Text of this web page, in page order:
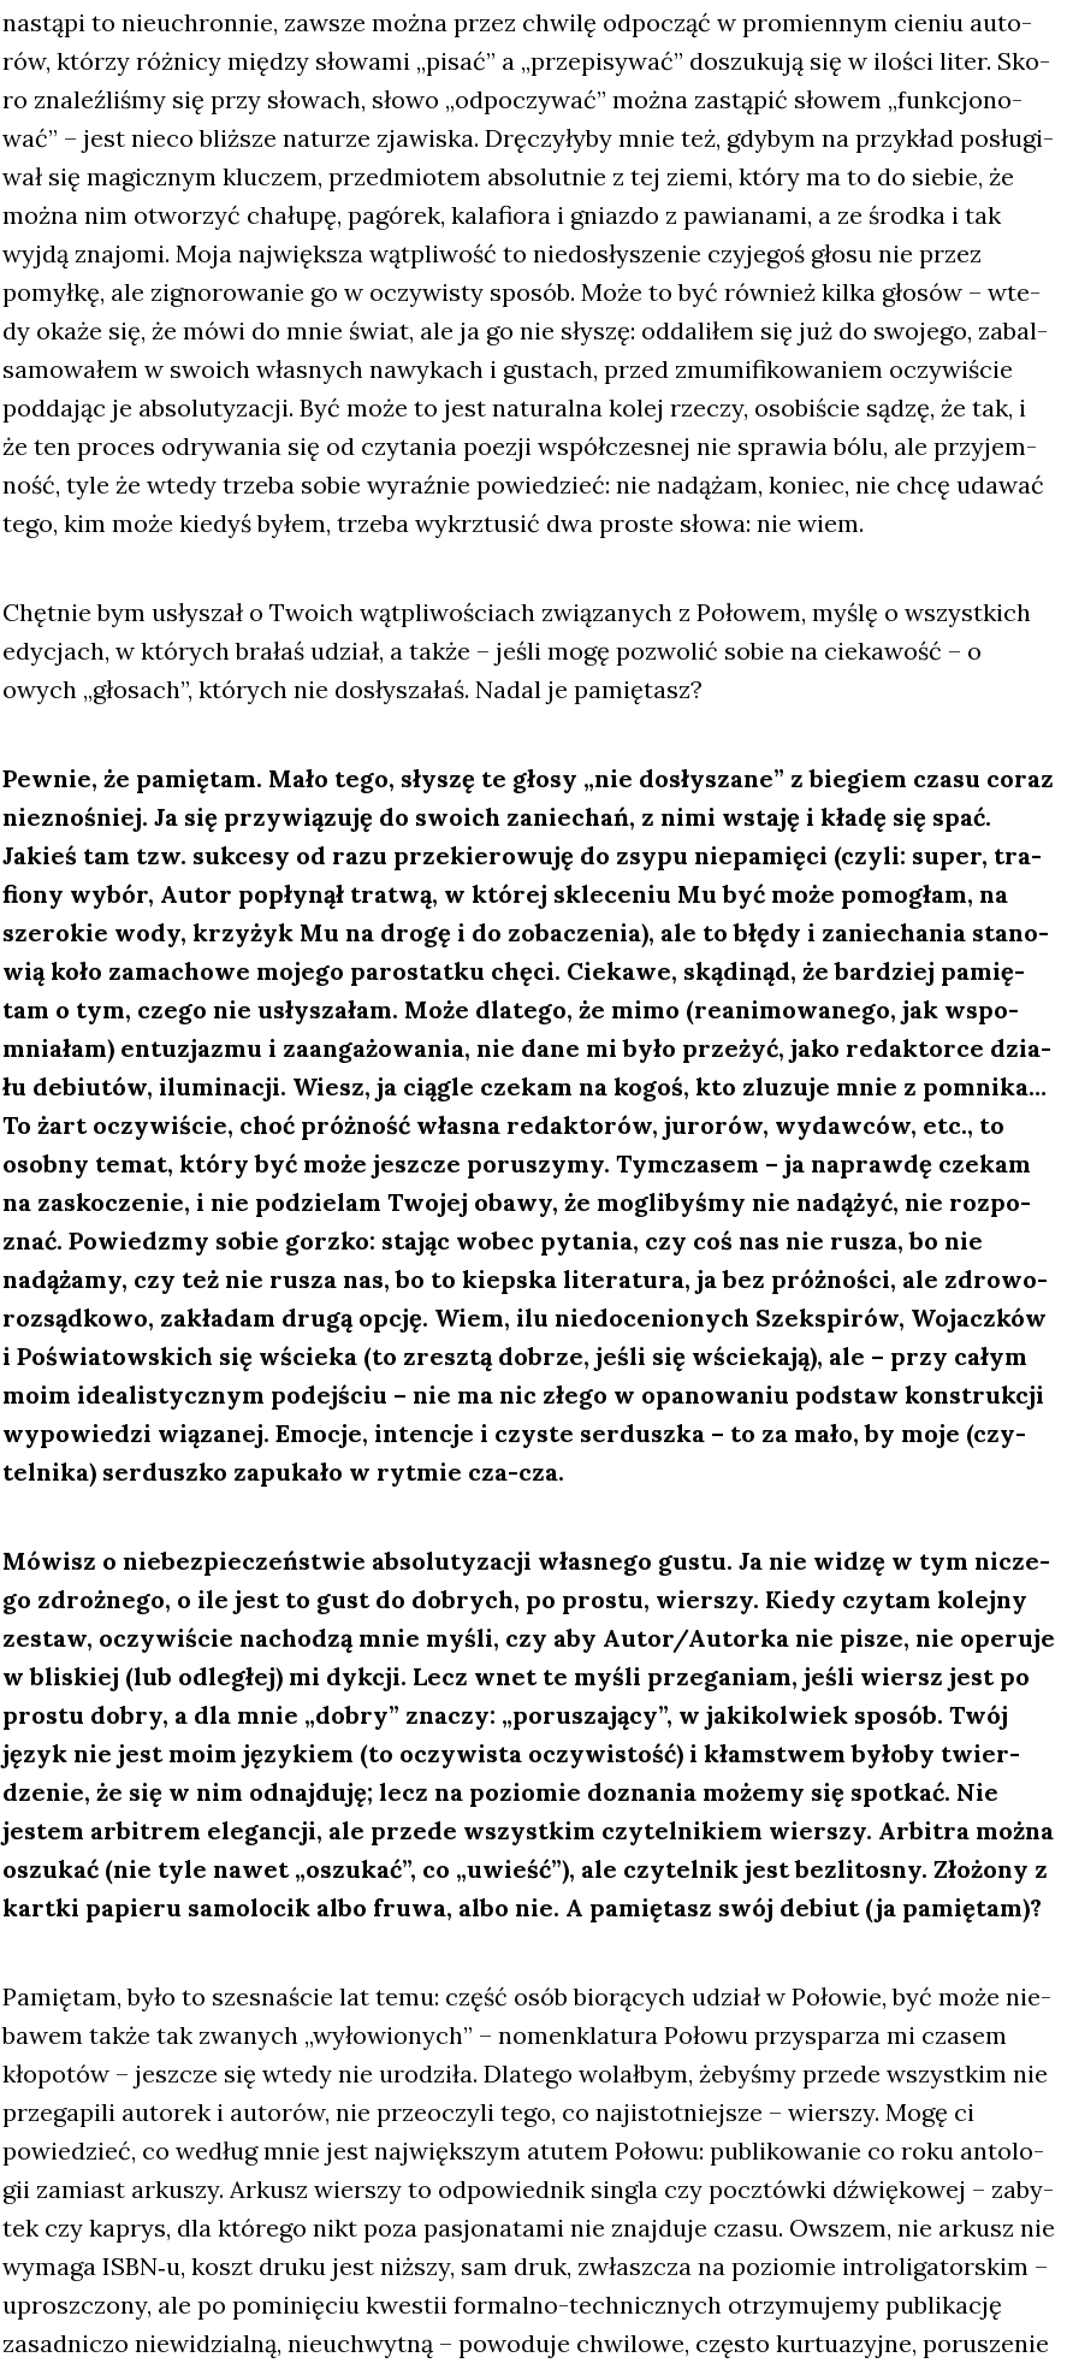
nastą­pi to nie­uchron­nie, zawsze moż­na przez chwi­lę odpo­cząć w pro­mien­nym cie­niu auto­
rów, któ­rzy róż­ni­cy mię­dzy sło­wa­mi „pisać” a „prze­pi­sy­wać” doszu­ku­ją się w ilo­ści liter. Sko­
ro zna­leź­li­śmy się przy sło­wach, sło­wo „odpo­czy­wać” moż­na zastą­pić sło­wem „funk­cjo­no­
wać” – jest nie­co bliż­sze natu­rze zja­wi­ska. Drę­czy­ły­by mnie też, gdy­bym na przy­kład posłu­gi­
wał się magicz­nym klu­czem, przed­mio­tem abso­lut­nie z tej zie­mi, któ­ry ma to do sie­bie, że
moż­na nim otwo­rzyć cha­łu­pę, pagó­rek, kala­fio­ra i gniaz­do z pawia­na­mi, a ze środ­ka i tak
wyj­dą zna­jo­mi. Moja naj­więk­sza wąt­pli­wość to nie­do­sły­sze­nie czy­je­goś gło­su nie przez
pomył­kę, ale zigno­ro­wa­nie go w oczy­wi­sty spo­sób. Może to być rów­nież kil­ka gło­sów – wte­
dy oka­że się, że mówi do mnie świat, ale ja go nie sły­szę: odda­li­łem się już do swo­je­go, zabal­
sa­mo­wa­łem w swo­ich wła­snych nawy­kach i gustach, przed zmu­mi­fi­ko­wa­niem oczy­wi­ście
pod­da­jąc je abso­lu­ty­za­cji. Być może to jest natu­ral­na kolej rze­czy, oso­bi­ście sądzę, że tak, i
że ten pro­ces odry­wa­nia się od czy­ta­nia poezji współ­cze­snej nie spra­wia bólu, ale przy­jem­
ność, tyle że wte­dy trze­ba sobie wyraź­nie powie­dzieć: nie nadą­żam, koniec, nie chcę uda­wać
tego, kim może kie­dyś byłem, trze­ba wykrztu­sić dwa pro­ste sło­wa: nie wiem.
Chęt­nie bym usły­szał o Two­ich wąt­pli­wo­ściach zwią­za­nych z Poło­wem, myślę o wszyst­kich
edy­cjach, w któ­rych bra­łaś udział, a tak­że – jeśli mogę pozwo­lić sobie na cie­ka­wość – o
owych „gło­sach”, któ­rych nie dosły­sza­łaś. Nadal je pamię­tasz?
Pew­nie, że pamię­tam. Mało tego, sły­szę te gło­sy „nie dosły­sza­ne” z bie­giem cza­su coraz
nie­zno­śniej. Ja się przy­wią­zu­ję do swo­ich zanie­chań, z nimi wsta­ję i kła­dę się spać.
Jakieś tam tzw. suk­ce­sy od razu prze­kie­ro­wu­ję do zsy­pu nie­pa­mię­ci (czy­li: super, tra­
fio­ny wybór, Autor popły­nął tra­twą, w któ­rej skle­ce­niu Mu być może pomo­głam, na
sze­ro­kie wody, krzy­żyk Mu na dro­gę i do zoba­cze­nia), ale to błę­dy i zanie­cha­nia sta­no­
wią koło zama­cho­we moje­go paro­stat­ku chę­ci. Cie­ka­we, skąd­inąd, że bar­dziej pamię­
tam o tym, cze­go nie usły­sza­łam. Może dla­te­go, że mimo (reani­mo­wa­ne­go, jak wspo­
mnia­łam) entu­zja­zmu i zaan­ga­żo­wa­nia, nie dane mi było prze­żyć, jako redak­tor­ce dzia­
łu debiu­tów, ilu­mi­na­cji. Wiesz, ja cią­gle cze­kam na kogoś, kto zlu­zu­je mnie z pomni­ka…
To żart oczy­wi­ście, choć próż­ność wła­sna redak­to­rów, juro­rów, wydaw­ców, etc., to
osob­ny temat, któ­ry być może jesz­cze poru­szy­my. Tym­cza­sem – ja napraw­dę cze­kam
na zasko­cze­nie, i nie podzie­lam Two­jej oba­wy, że mogli­by­śmy nie nadą­żyć, nie roz­po­
znać. Powiedz­my sobie gorz­ko: sta­jąc wobec pyta­nia, czy coś nas nie rusza, bo nie
nadą­ża­my, czy też nie rusza nas, bo to kiep­ska lite­ra­tu­ra, ja bez próż­no­ści, ale zdro­wo­
roz­sąd­ko­wo, zakła­dam dru­gą opcję. Wiem, ilu nie­do­ce­nio­nych Szek­spi­rów, Wojacz­ków
i Poświa­tow­skich się wście­ka (to zresz­tą dobrze, jeśli się wście­ka­ją), ale – przy całym
moim ide­ali­stycz­nym podej­ściu – nie ma nic złe­go w opa­no­wa­niu pod­staw kon­struk­cji
wypo­wie­dzi wią­za­nej. Emo­cje, inten­cje i czy­ste ser­dusz­ka – to za mało, by moje (czy­
tel­ni­ka) ser­dusz­ko zapu­ka­ło w ryt­mie cza-cza.
Mówisz o nie­bez­pie­czeń­stwie abso­lu­ty­za­cji wła­sne­go gustu. Ja nie widzę w tym nicze­
go zdroż­ne­go, o ile jest to gust do dobrych, po pro­stu, wier­szy. Kie­dy czy­tam kolej­ny
zestaw, oczy­wi­ście nacho­dzą mnie myśli, czy aby Autor/Autorka nie pisze, nie ope­ru­je
w bli­skiej (lub odle­głej) mi dyk­cji. Lecz wnet te myśli prze­ga­niam, jeśli wiersz jest po
pro­stu dobry, a dla mnie „dobry” zna­czy: „poru­sza­ją­cy”, w jaki­kol­wiek spo­sób. Twój
język nie jest moim języ­kiem (to oczy­wi­sta oczy­wi­stość) i kłam­stwem było­by twier­
dze­nie, że się w nim odnaj­du­ję; lecz na pozio­mie dozna­nia może­my się spo­tkać. Nie
jestem arbi­trem ele­gan­cji, ale przede wszyst­kim czy­tel­ni­kiem wier­szy. Arbi­tra moż­na
oszu­kać (nie tyle nawet „oszu­kać”, co „uwieść”), ale czy­tel­nik jest bez­li­to­sny. Zło­żo­ny z
kart­ki papie­ru samo­lo­cik albo fru­wa, albo nie. A pamię­tasz swój debiut (ja pamię­tam)?
Pamię­tam, było to szes­na­ście lat temu: część osób bio­rą­cych udział w Poło­wie, być może nie­
ba­wem tak­że tak zwa­nych „wyło­wio­nych” – nomen­kla­tu­ra Poło­wu przy­spa­rza mi cza­sem
kło­po­tów – jesz­cze się wte­dy nie uro­dzi­ła. Dla­te­go wolał­bym, żeby­śmy przede wszyst­kim nie
prze­ga­pi­li auto­rek i auto­rów, nie prze­oczy­li tego, co naj­istot­niej­sze – wier­szy. Mogę ci
powie­dzieć, co według mnie jest naj­więk­szym atu­tem Poło­wu: publi­ko­wa­nie co roku anto­lo­
gii zamiast arku­szy. Arkusz wier­szy to odpo­wied­nik sin­gla czy pocz­tów­ki dźwię­ko­wej – zaby­
tek czy kaprys, dla któ­re­go nikt poza pasjo­na­ta­mi nie znaj­du­je cza­su. Owszem, nie arkusz nie
wyma­ga ISBN‑u, koszt dru­ku jest niż­szy, sam druk, zwłasz­cza na pozio­mie intro­li­ga­tor­skim –
uprosz­czo­ny, ale po pomi­nię­ciu kwe­stii for­mal­no-tech­nicz­nych otrzy­mu­je­my publi­ka­cję
zasad­ni­czo nie­wi­dzial­ną, nie­uchwyt­ną – powo­du­je chwi­lo­we, czę­sto kur­tu­azyj­ne, poru­sze­nie